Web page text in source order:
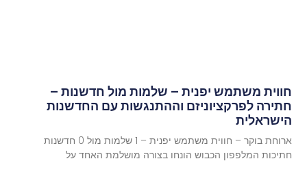
חווית משתמש יפנית – שלמות מול חדשנות –
חתירה לפרקציוניזם וההתנגשות עם החדשנות
הישראלית
ארוחת בוקר – חווית משתמש יפנית – 1 שלמות מול 0 חדשנות
חתיכות המלפפון הכבוש הונחו בצורה מושלמת האחד על